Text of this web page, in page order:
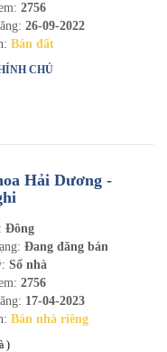
2756
26-09-2022
Bán đất
CHỦ
Hải Dương -
Đông
Đang đăng bán
Sổ nhà
2756
17-04-2023
Bán nhà riêng
)